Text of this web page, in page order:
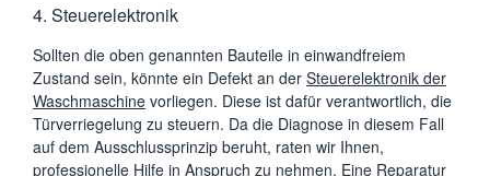
4. Steuerelektronik
Sollten die oben genannten Bauteile in einwandfreiem
Zustand sein, könnte ein Defekt an der Steuerelektronik der
Waschmaschine vorliegen. Diese ist dafür verantwortlich, die
Türverriegelung zu steuern. Da die Diagnose in diesem Fall
auf dem Ausschlussprinzip beruht, raten wir Ihnen,
professionelle Hilfe in Anspruch zu nehmen. Eine Reparatur